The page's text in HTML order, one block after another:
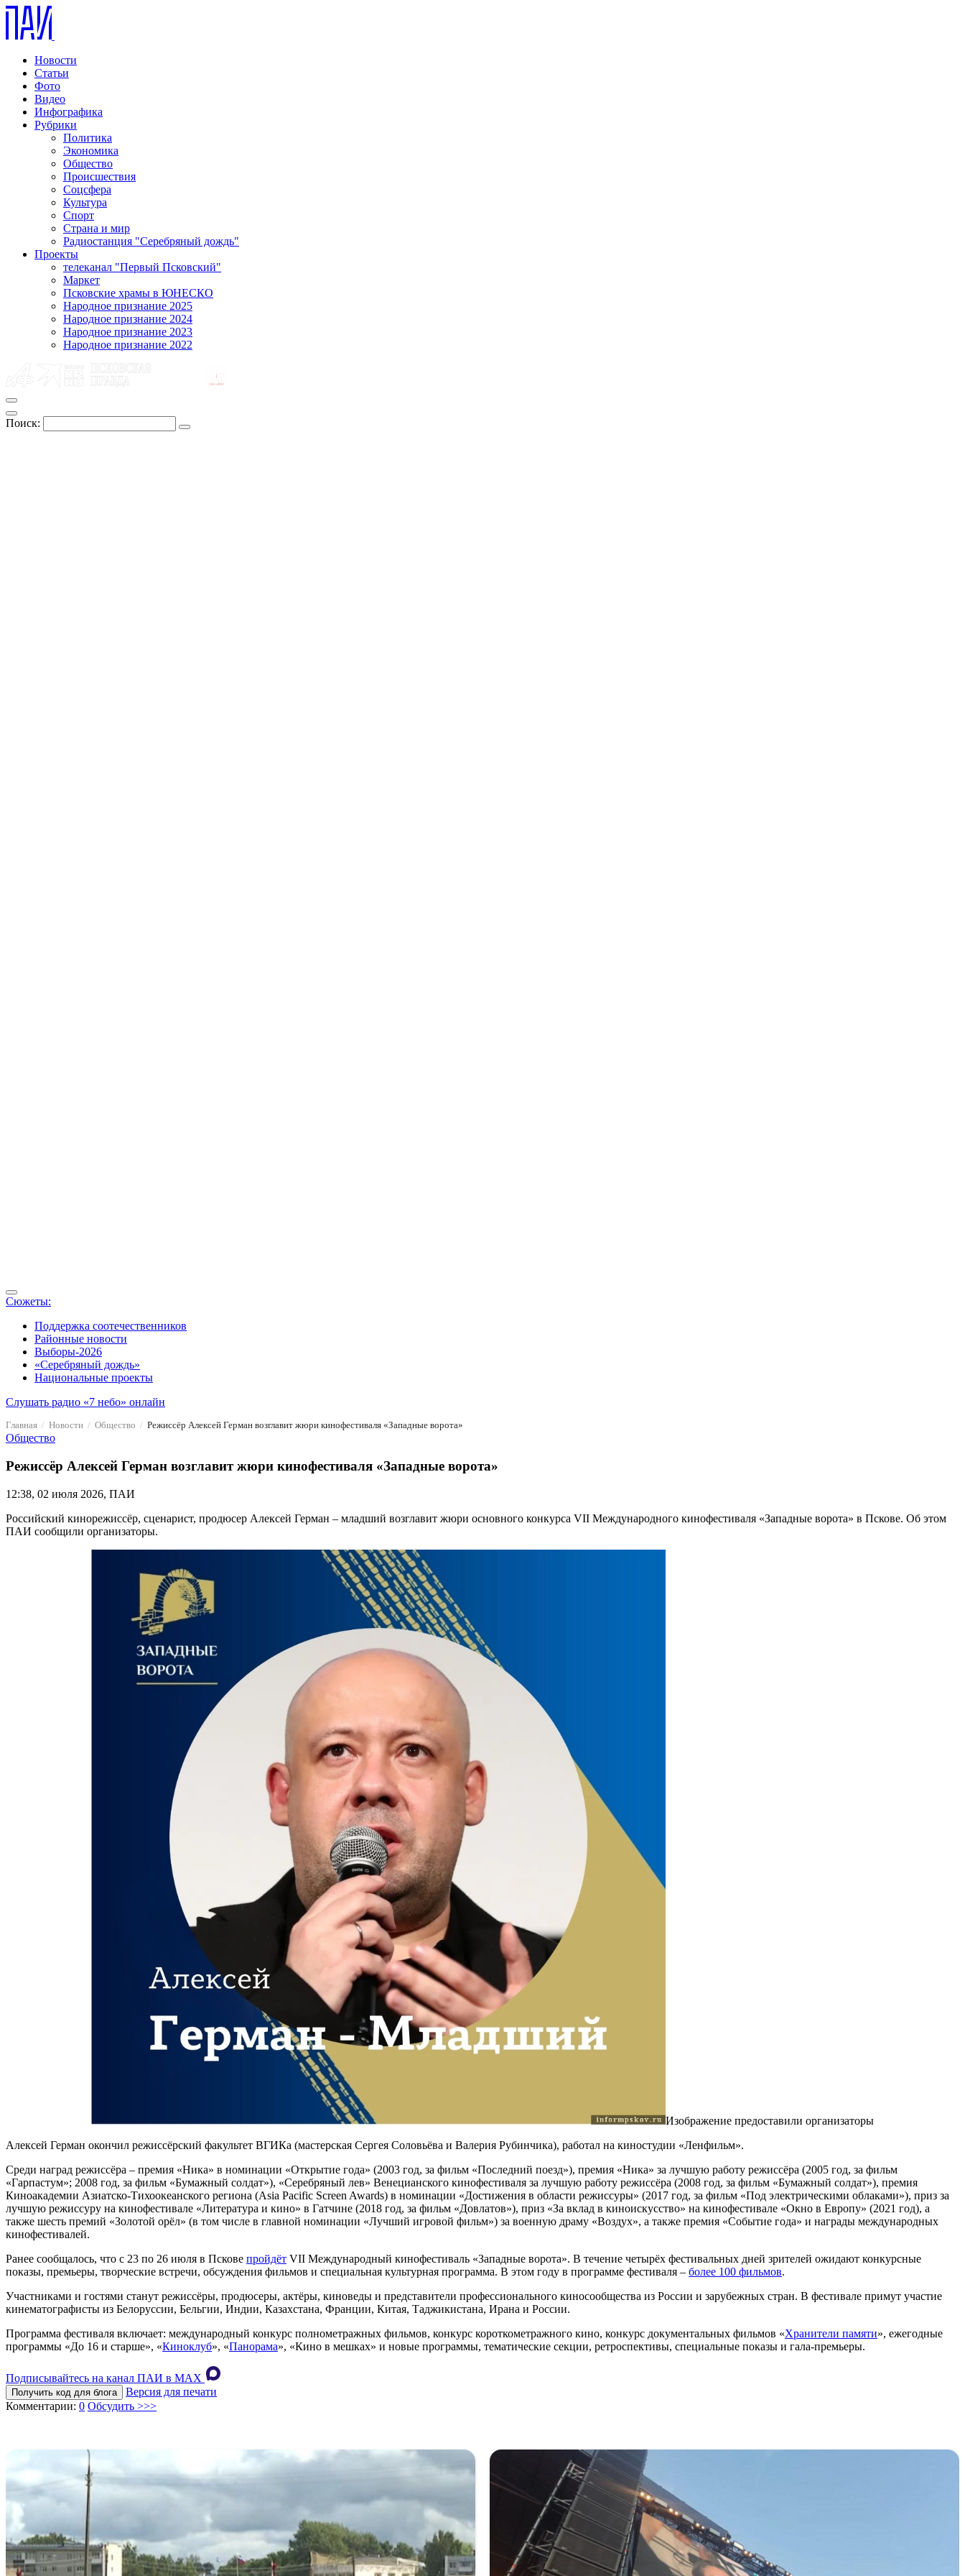
Новости
Статьи
Фото
Видео
Инфографика
Рубрики
Политика
Экономика
Общество
Происшествия
Соцсфера
Культура
Спорт
Страна и мир
Радиостанция "Серебряный дождь"
Проекты
телеканал "Первый Псковский"
Маркет
Псковские храмы в ЮНЕСКО
Народное признание 2025
Народное признание 2024
Народное признание 2023
Народное признание 2022
Поиск:
Сюжеты:
Поддержка соотечественников
Районные новости
Выборы-2026
«Серебряный дождь»
Национальные проекты
Слушать радио «7 небо» онлайн
Главная Новости Общество Режиссёр Алексей Герман возглавит жюри кинофестиваля «Западные ворота»
Общество
Режиссёр Алексей Герман возглавит жюри кинофестиваля «Западные ворота»
12:38, 02 июля 2026, ПАИ
Российский кинорежиссёр, сценарист, продюсер Алексей Герман – младший возглавит жюри основного конкурса VII Международного кинофестиваля «Западные ворота» в Пскове. Об этом
ПАИ сообщили организаторы.
Изображение предоставили организаторы
Алексей Герман окончил режиссёрский факультет ВГИКа (мастерская Сергея Соловьёва и Валерия Рубинчика), работал на киностудии «Ленфильм».
Среди наград режиссёра – премия «Ника» в номинации «Открытие года» (2003 год, за фильм «Последний поезд»), премия «Ника» за лучшую работу режиссёра (2005 год, за фильм
«Гарпастум»; 2008 год, за фильм «Бумажный солдат»), «Серебряный лев» Венецианского кинофестиваля за лучшую работу режиссёра (2008 год, за фильм «Бумажный солдат»), премия
Киноакадемии Азиатско-Тихоокеанского региона (Asia Pacific Screen Awards) в номинации «Достижения в области режиссуры» (2017 год, за фильм «Под электрическими облаками»), приз за
лучшую режиссуру на кинофестивале «Литература и кино» в Гатчине (2018 год, за фильм «Довлатов»), приз «За вклад в киноискусство» на кинофестивале «Окно в Европу» (2021 год), а
также шесть премий «Золотой орёл» (в том числе в главной номинации «Лучший игровой фильм») за военную драму «Воздух», а также премия «Событие года» и награды международных
кинофестивалей.
Ранее сообщалось, что с 23 по 26 июля в Пскове пройдёт VII Международный кинофестиваль «Западные ворота». В течение четырёх фестивальных дней зрителей ожидают конкурсные
показы, премьеры, творческие встречи, обсуждения фильмов и специальная культурная программа. В этом году в программе фестиваля – более 100 фильмов.
Участниками и гостями станут режиссёры, продюсеры, актёры, киноведы и представители профессионального киносообщества из России и зарубежных стран. В фестивале примут участие
кинематографисты из Белоруссии, Бельгии, Индии, Казахстана, Франции, Китая, Таджикистана, Ирана и России.
Программа фестиваля включает: международный конкурс полнометражных фильмов, конкурс короткометражного кино, конкурс документальных фильмов «Хранители памяти», ежегодные
программы «До 16 и старше», «Киноклуб», «Панорама», «Кино в мешках» и новые программы, тематические секции, ретроспективы, специальные показы и гала-премьеры.
Подписывайтесь на канал ПАИ в MAХ
Получить код для блога
Версия для печати
Комментарии: 0 Обсудить >>>